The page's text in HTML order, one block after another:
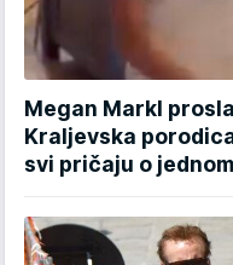
Megan Markl
Kraljevska
svi pričaju o